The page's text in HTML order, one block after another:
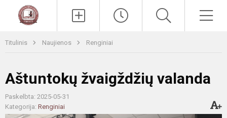
Titulinis Naujienos Renginiai
Aštuntokų žvaigždžių valanda
Paskelbta: 2025-05-31
Kategorija: Renginiai